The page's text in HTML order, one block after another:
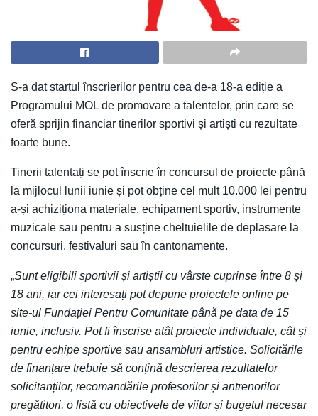
S-a dat startul înscrierilor pentru cea de-a 18-a ediție a
Programului MOL de promovare a talentelor, prin care se
oferă sprijin financiar tinerilor sportivi și artiști cu rezultate
foarte bune.
Tinerii talentați se pot înscrie în concursul de proiecte până
la mijlocul lunii iunie și pot obține cel mult 10.000 lei pentru
a-și achiziționa materiale, echipament sportiv, instrumente
muzicale sau pentru a susține cheltuielile de deplasare la
concursuri, festivaluri sau în cantonamente.
„Sunt eligibili sportivii și artiștii cu vârste cuprinse între 8 și
18 ani, iar cei interesați pot depune proiectele online pe
site-ul Fundației Pentru Comunitate până pe data de 15
iunie, inclusiv. Pot fi înscrise atât proiecte individuale, cât și
pentru echipe sportive sau ansambluri artistice. Solicitările
de finanțare trebuie să conțină descrierea rezultatelor
solicitanților, recomandările profesorilor și antrenorilor
pregătitori, o listă cu obiectivele de viitor și bugetul necesar